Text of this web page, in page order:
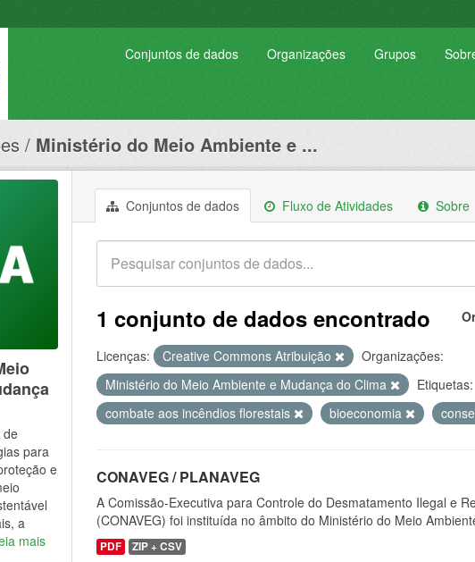
Conjuntos de dados Organizações Grupos
Ministério do Meio Ambiente e ...
Conjuntos de dados Fluxo de Atividades Sobre
1 conjunto de dados encontrado
Licenças: Creative Commons Atribuição
Organizações:
Ministério do Meio Ambiente e Mudança do Clima
Etiquetas:
combate aos incêndios florestais
bioeconomia
CONAVEG / PLANAVEG
A Comissão-Executiva para Controle do Desmatamento Ilegal e
(CONAVEG) foi instituída no âmbito do Ministério do Meio
PDF ZIP + CSV
de
para
e
a
mais